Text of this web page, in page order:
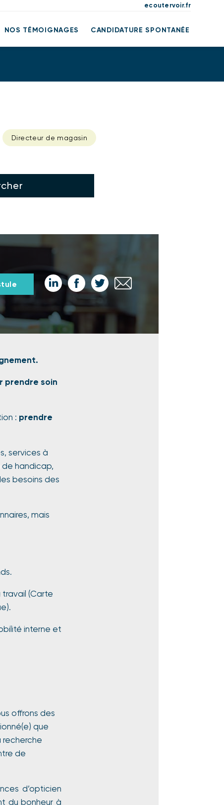
ecoutervoir.fr
NOS TÉMOIGNAGES CANDIDATURE SPONTANÉE
Directeur de magasin
Partager
sur
LinkedIn
Partager
sur
Facebook
Partager
sur
Partager
par
prendre soin
: prendre
services à
handicap,
besoins des
mais
(Carte
interne et
offrons des
que
recherche
de
d’opticien
du bonheur à